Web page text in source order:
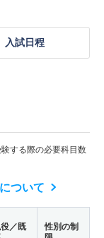
入試日程
する際の必要科目数
ついて
／既
性別の制